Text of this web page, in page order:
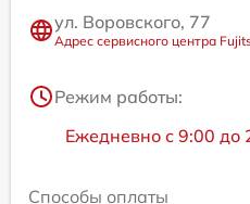
ул. Воровского, 77
Адрес сервисного центра
Режим работы:
Ежедневно с 9:00 до
Способы оплаты